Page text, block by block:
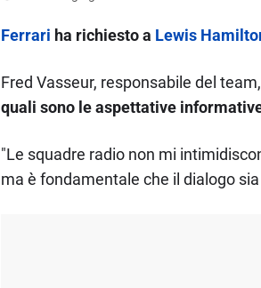
Ferrari ha richiesto a Lewis
Fred Vasseur, responsabile del
quali sono le aspettative
"Le squadre radio non mi
ma è fondamentale che il dialogo